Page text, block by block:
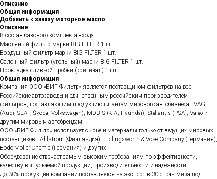
Описание
Общая информация
Добавить к заказу моторное масло
Описание
В состав базового комплекта входят:
Масляный фильтр марки BIG FILTER 1шт.
Воздушный фильтр марки BIG FILTER 1 шт.
Салонный фильтр (угольный) марки BIG FILTER 1 шт.
Прокладка сливной пробки (оригинал) 1 шт.
Общая информация
Компания ООО «БИГ Фильтр» является поставщиком фильтров на все
Российские автозаводы и единственным российским производителем
фильтров, поставляющим продукцию гигантам мирового автобизнеса - VAG
(Audi, SEAT, Škoda, Volkswagen), MOBIS (KIA, Hyundai), Stellantis (PSA), Valeo и
другим мировым автобрендам.
ООО «БИГ Фильтр» использует сырье и материалы только от ведущих мировых
поставщиков - Ahlstrom (Финляндия), Hollingsworth & Vose Company (Германия),
Bodo Möller Chemie (Германия) и других.
Оборудование отвечает самым высоким требованиям по эффективности,
качеству выпускаемой продукции, производительности и надежности.
До 30% продукции компании поставляется на экспорт в 30 стран мира под